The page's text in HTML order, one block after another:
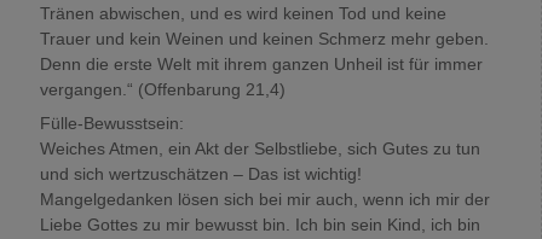
Tränen abwischen, und es wird keinen Tod und keine
Trauer und kein Weinen und keinen Schmerz mehr geben.
Denn die erste Welt mit ihrem ganzen Unheil ist für immer
vergangen.“ (Offenbarung 21,4)
Fülle-Bewusstsein:
Weiches Atmen, ein Akt der Selbstliebe, sich Gutes zu tun
und sich wertzuschätzen – Das ist wichtig!
Mangelgedanken lösen sich bei mir auch, wenn ich mir der
Liebe Gottes zu mir bewusst bin. Ich bin sein Kind, ich bin